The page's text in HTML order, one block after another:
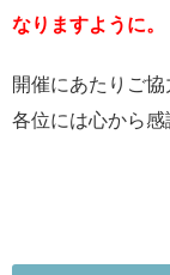
なりますように。
開催にあたりご
各位には心から感